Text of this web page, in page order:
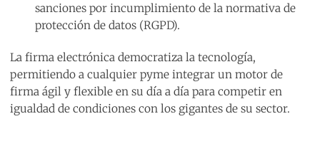
sanciones por incumplimiento de la normativa de
protección de datos (RGPD).
La firma electrónica democratiza la tecnología,
permitiendo a cualquier pyme integrar un motor de
firma ágil y flexible en su día a día para competir en
igualdad de condiciones con los gigantes de su sector.